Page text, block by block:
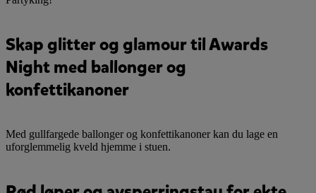
Skap glitter og glamour til Awards
Night med ballonger og
konfettikanoner
Med gullfargede ballonger og konfettikanoner kan du lage en
uforglemmelig kveld hjemme i stuen.